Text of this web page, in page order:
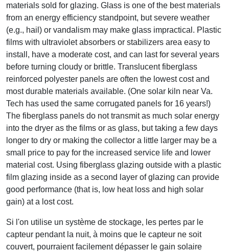
materials sold for glazing. Glass is one of the best materials
from an energy efficiency standpoint, but severe weather
(e.g., hail) or vandalism may make glass impractical. Plastic
films with ultraviolet absorbers or stabilizers area easy to
install, have a moderate cost, and can last for several years
before turning cloudy or brittle. Translucent fiberglass
reinforced polyester panels are often the lowest cost and
most durable materials available. (One solar kiln near Va.
Tech has used the same corrugated panels for 16 years!)
The fiberglass panels do not transmit as much solar energy
into the dryer as the films or as glass, but taking a few days
longer to dry or making the collector a little larger may be a
small price to pay for the increased service life and lower
material cost. Using fiberglass glazing outside with a plastic
film glazing inside as a second layer of glazing can provide
good performance (that is, low heat loss and high solar
gain) at a lost cost.
Si l'on utilise un système de stockage, les pertes par le
capteur pendant la nuit, à moins que le capteur ne soit
couvert, pourraient facilement dépasser le gain solaire